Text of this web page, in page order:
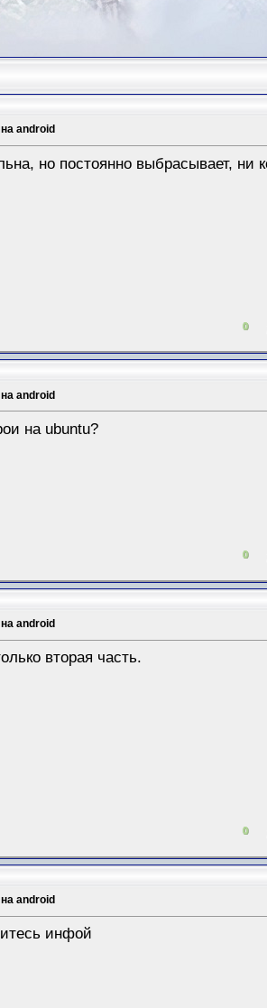
android
но постоянно выбрасывает, ни
0
android
на ubuntu?
0
android
вторая часть.
0
android
инфой